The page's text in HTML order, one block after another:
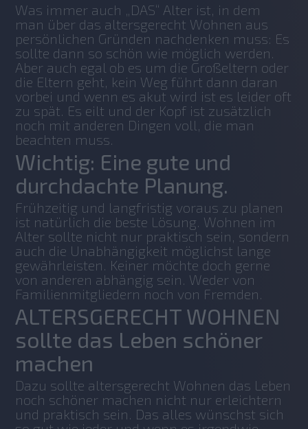
Was immer auch „DAS“ Alter ist, in dem
man über das altersgerecht Wohnen aus
persönlichen Gründen nachdenken muss: Es
sollte dann so schön wie möglich werden.
Aber auch egal ob es um die Großeltern oder
die Eltern geht, kein Weg führt dann daran
vorbei und wenn es akut wird ist es leider oft
zu spät. Es eilt und der Kopf ist zusätzlich
noch mit anderen Dingen voll, die man
beachten muss.
Wichtig: Eine gute und
durchdachte Planung.
Frühzeitig und langfristig voraus zu planen
ist natürlich die beste Lösung. Wohnen im
Alter sollte nicht nur praktisch sein, sondern
auch die Unabhängigkeit möglichst lange
gewährleisten. Keiner möchte doch gerne
von anderen abhängig sein. Weder von
Familienmitgliedern noch von Fremden.
ALTERSGERECHT WOHNEN
sollte das Leben schöner
machen
Dazu sollte altersgerecht Wohnen das Leben
noch schöner machen nicht nur erleichtern
und praktisch sein. Das alles wünschst sich